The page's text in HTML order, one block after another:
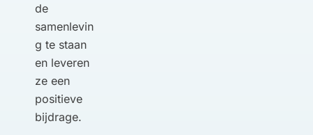
de
samenlevin
g te staan
en leveren
ze een
positieve
bijdrage.